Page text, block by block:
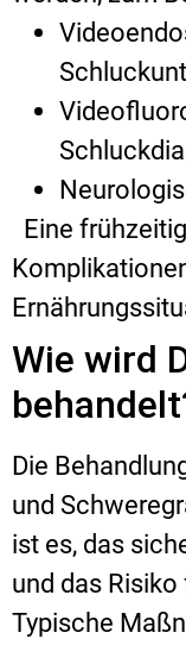
Eine
Wie wird
Die
und
ist es, das
und das
Typische